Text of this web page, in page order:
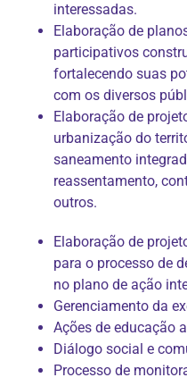
interessadas.
Elaboração de
participativos
fortalecendo suas
com os diversos
Elaboração de
urbanização do
saneamento
reassentamento,
outros.
Elaboração de
para o processo de
no plano de ação
Gerenciamento da
Ações de educação
Diálogo social e
Processo de